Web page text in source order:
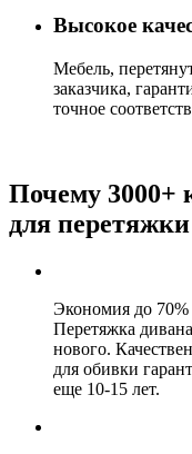
Высокое
Мебель,
заказчика,
точное
Почему 3000+
для
Экономия до 70%
Перетяжка
нового.
для обивки
еще 10-15 лет.